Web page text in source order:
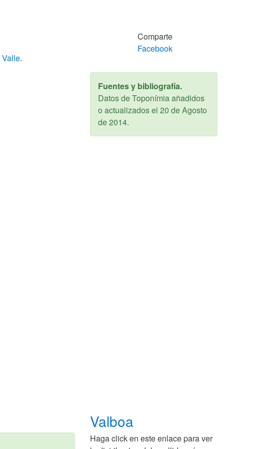
Valle.
Comparte
Facebook
Fuentes y bibliografía.
Datos de Toponímia añadidos
o actualizados el 20 de Agosto
de 2014.
Valboa
Haga click en este enlace para ver